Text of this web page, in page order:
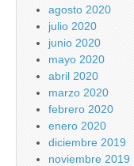
agosto 2020
julio 2020
junio 2020
mayo 2020
abril 2020
marzo 2020
febrero 2020
enero 2020
diciembre 2019
noviembre 2019